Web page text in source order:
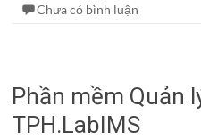
Chưa có bình luận
Phần mềm Quản
TPH.LabIMS